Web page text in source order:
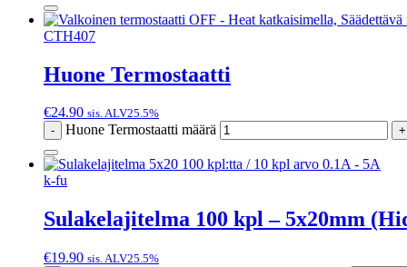
CTH407
Huone Termostaatti
€24.90 sis. ALV25.5%
-
Huone Termostaatti määrä +
k-fu
Sulakelajitelma 100 kpl – 5x20mm
€19.90 sis. ALV25.5%